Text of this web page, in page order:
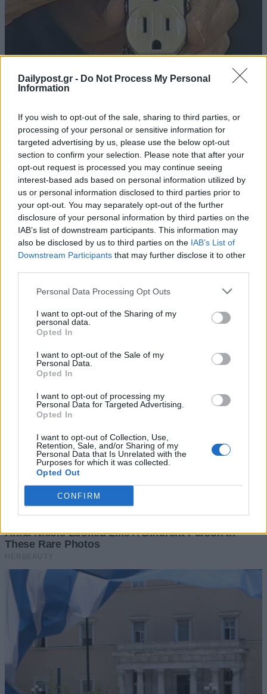
Dailypost.gr - Do Not Process My Personal
Information
If you wish to opt-out of the sale, sharing to third parties, or
processing of your personal or sensitive information for
targeted advertising by us, please use the below opt-out
section to confirm your selection. Please note that after your
opt-out request is processed you may continue seeing
interest-based ads based on personal information utilized by
us or personal information disclosed to third parties prior to
your opt-out. You may separately opt-out of the further
disclosure of your personal information by third parties on the
IAB’s list of downstream participants. This information may
also be disclosed by us to third parties on the IAB’s List of
Downstream Participants that may further disclose it to other
Personal Data Processing Opt Outs
I want to opt-out of the Sharing of my
personal data.
Opted In
I want to opt-out of the Sale of my
Personal Data.
Opted In
I want to opt-out of processing my
Personal Data for Targeted Advertising.
Opted In
I want to opt-out of Collection, Use,
Retention, Sale, and/or Sharing of my
Personal Data that Is Unrelated with the
Purposes for which it was collected.
Opted Out
CONFIRM